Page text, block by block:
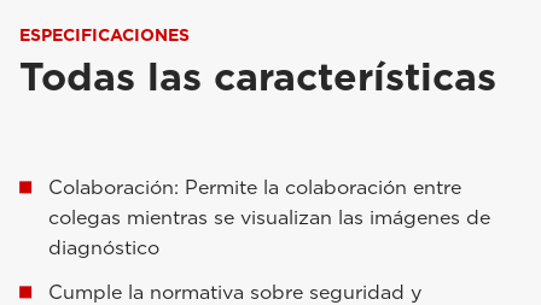
ESPECIFICACIONES
Todas las características
Colaboración: Permite la colaboración entre
colegas mientras se visualizan las imágenes de
diagnóstico
Cumple la normativa sobre seguridad y